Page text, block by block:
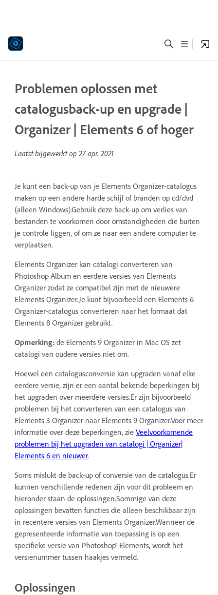
Problemen oplossen met
catalogusback-up en upgrade |
Organizer | Elements 6 of hoger
Laatst bijgewerkt op27 apr. 2021
Je kunt een back-up van je Elements Organizer-catalogus
maken op een andere harde schijf of branden op cd/dvd
(alleen Windows).Gebruik deze back-up om verlies van
bestanden te voorkomen door omstandigheden die buiten
je controle liggen, of om ze naar een andere computer te
verplaatsen.
Elements Organizer kan catalogi converteren van
Photoshop Album en eerdere versies van Elements
Organizer zodat ze compatibel zijn met de nieuwere
Elements Organizer.Je kunt bijvoorbeeld een Elements 6
Organizer-catalogus converteren naar het formaat dat
Elements 8 Organizer gebruikt.
Opmerking: de Elements 9 Organizer in Mac OS zet
catalogi van oudere versies niet om.
Hoewel een catalogusconversie kan upgraden vanaf elke
eerdere versie, zijn er een aantal bekende beperkingen bij
het upgraden over meerdere versies.Er zijn bijvoorbeeld
problemen bij het converteren van een catalogus van
Elements 3 Organizer naar Elements 9 Organizer.Voor meer
informatie over deze beperkingen, zie Veelvoorkomende
problemen bij het upgraden van catalogi | Organizer|
Elements 6 en nieuwer.
Soms mislukt de back-up of conversie van de catalogus.Er
kunnen verschillende redenen zijn voor dit probleem en
hieronder staan de oplossingen.Sommige van deze
oplossingen bevatten functies die alleen beschikbaar zijn
in recentere versies van Elements Organizer.Wanneer de
gepresenteerde informatie van toepassing is op een
specifieke versie van Photoshop® Elements, wordt het
versienummer tussen haakjes vermeld.
Oplossingen